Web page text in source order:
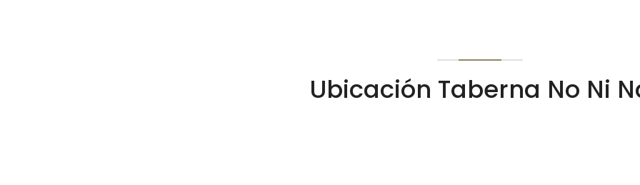
Ubicación Taberna No Ni